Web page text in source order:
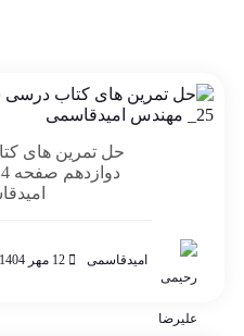
حل تمرین های
امیدقاسمی